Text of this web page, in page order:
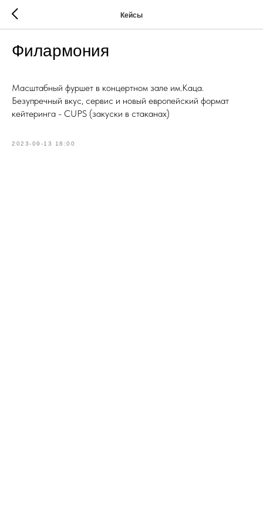
Кейсы
Филармония
Масштабный фуршет в концертном зале им.Каца.
Безупречный вкус, сервис и новый европейский формат
кейтеринга - CUPS (закуски в стаканах)
2023-09-13 18:00